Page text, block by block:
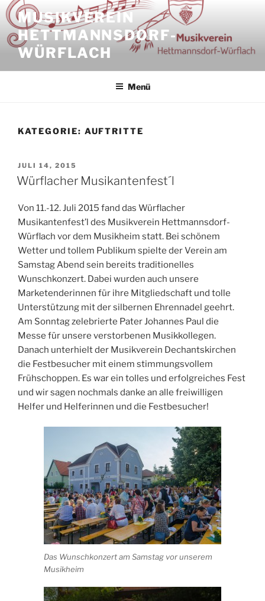
Zum
Inhalt
springen
MUSIKVEREIN
HETTMANNSDORF-
WÜRFLACH
Menü
KATEGORIE: AUFTRITTE
VERÖFFENTLICHT
AM
JULI 14, 2015
Würflacher Musikantenfest´l
Von 11.-12. Juli 2015 fand das Würflacher
Musikantenfest’l des Musikverein Hettmannsdorf-
Würflach vor dem Musikheim statt. Bei schönem
Wetter und tollem Publikum spielte der Verein am
Samstag Abend sein bereits traditionelles
Wunschkonzert. Dabei wurden auch unsere
Marketenderinnen für ihre Mitgliedschaft und tolle
Unterstützung mit der silbernen Ehrennadel geehrt.
Am Sonntag zelebrierte Pater Johannes Paul die
Messe für unsere verstorbenen Musikkollegen.
Danach unterhielt der Musikverein Dechantskirchen
die Festbesucher mit einem stimmungsvollem
Frühschoppen. Es war ein tolles und erfolgreiches Fest
und wir sagen nochmals danke an alle freiwilligen
Helfer und Helferinnen und die Festbesucher!
Das Wunschkonzert am Samstag vor unserem
Musikheim